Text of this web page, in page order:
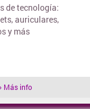
de tecnología:
auriculares,
y más
Más info